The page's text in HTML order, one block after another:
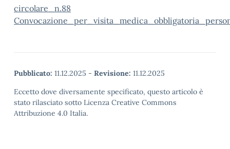
circolare_n.88
Pubblicato: 11.12.2025 - Revisione: 11.12.2025
Eccetto dove diversamente specificato, questo articolo è
stato rilasciato sotto Licenza Creative Commons
Attribuzione 4.0 Italia.